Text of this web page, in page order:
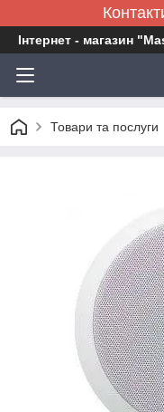
Інтернет - магазин
Товари та послуги